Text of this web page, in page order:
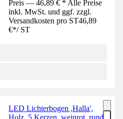
Preis — 46,89 € * Alle Preise
inkl. MwSt. und ggf. zzgl.
Versandkosten pro ST46,89
€*/ ST
LED Lichterbogen ,Halla',
Holz, 5 Kerzen, weinrot, rund